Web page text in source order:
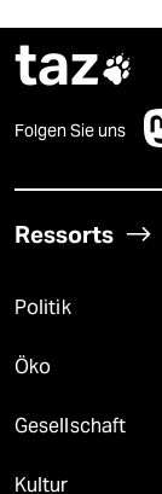
taz
Folgen Sie uns
Ressorts
Politik
Öko
Gesellschaft
Kultur